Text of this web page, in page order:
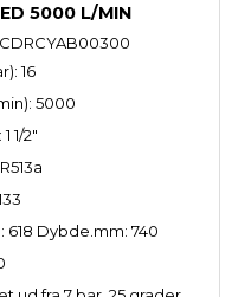
5000 L/MIN
16
5000
1/2"
Dybde.mm: 740